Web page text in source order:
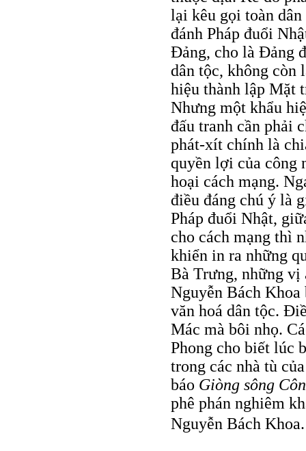
lại kêu gọi toàn
đánh Pháp đuổi
Ðảng, cho là Ðảng
dân tộc, không còn
hiệu thành lập Mặt
Nhưng một khẩu
đấu tranh cần phải
phát-xít chính là
quyền lợi của công
hoại cách mạng.
điều đáng chú ý là
Pháp đuổi Nhật,
cho cách mạng thì
khiển in ra những
Bà Trưng, những vị
Nguyễn Bách
văn hoá dân tộc.
Mác mà bôi nhọ.
Phong cho biết lúc
trong các nhà tù
báo Giòng sông
phê phán nghiêm
Nguyễn Bách